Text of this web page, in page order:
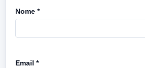
Nome *
Email *